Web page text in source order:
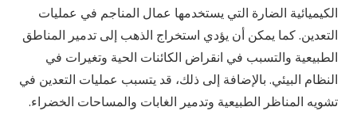
الكيميائية الضارة التي يستخدمها عمال المناجم في عمليات
التعدين. كما يمكن أن يؤدي استخراج الذهب إلى تدمير المناطق
الطبيعية والتسبب في انقراض الكائنات الحية وتغيرات في
النظام البيئي. بالإضافة إلى ذلك، قد يتسبب عمليات التعدين في
تشويه المناظر الطبيعية وتدمير الغابات والمساحات الخضراء.